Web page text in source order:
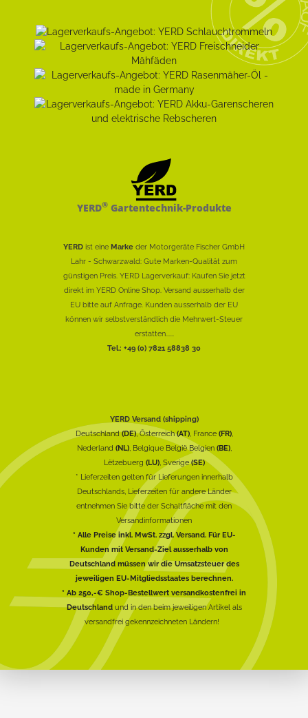
YERD®Gartentechnik-Produkte
YERD ist eine Marke der Motorgeräte Fischer GmbH
Lahr - Schwarzwald: Gute Marken-Qualität zum
günstigen Preis. YERD Lagerverkauf: Kaufen Sie jetzt
direkt im YERD Online Shop. Versand ausserhalb der
EU bitte auf Anfrage. Kunden ausserhalb der EU
können wir selbstverständlich die Mehrwert-Steuer
erstatten......
Tel.: +49 (0) 7821 58838 30
YERD Versand (shipping)
Deutschland(DE), Österreich(AT), France (FR),
Nederland (NL), Belgique België Belgien (BE),
Lëtzebuerg (LU), Sverige(SE)
* Lieferzeiten gelten für Lieferungen innerhalb
Deutschlands, Lieferzeiten für andere Länder
entnehmen Sie bitte der Schaltfläche mit den
Versandinformationen
* Alle Preise inkl. MwSt. zzgl. Versand. Für EU-
Kunden mit Versand-Ziel ausserhalb von
Deutschland müssen wir die Umsatzsteuer des
jeweiligen EU-Mitgliedsstaates berechnen.
* Ab 250,-€ Shop-Bestellwert versandkostenfrei in
Deutschlandund in den beim jeweiligen Artikel als
versandfrei gekennzeichneten Ländern!